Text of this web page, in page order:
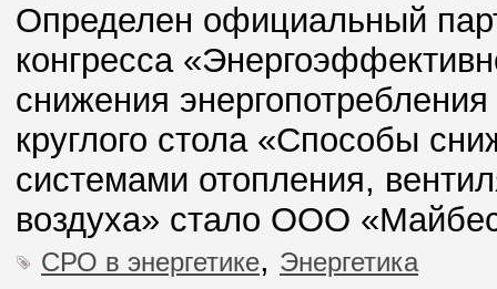
Определен официальный
конгресса
снижения
круглого стола «Способы
системами отопления,
воздуха» стало ООО
СРО в энергетике, Энергетика